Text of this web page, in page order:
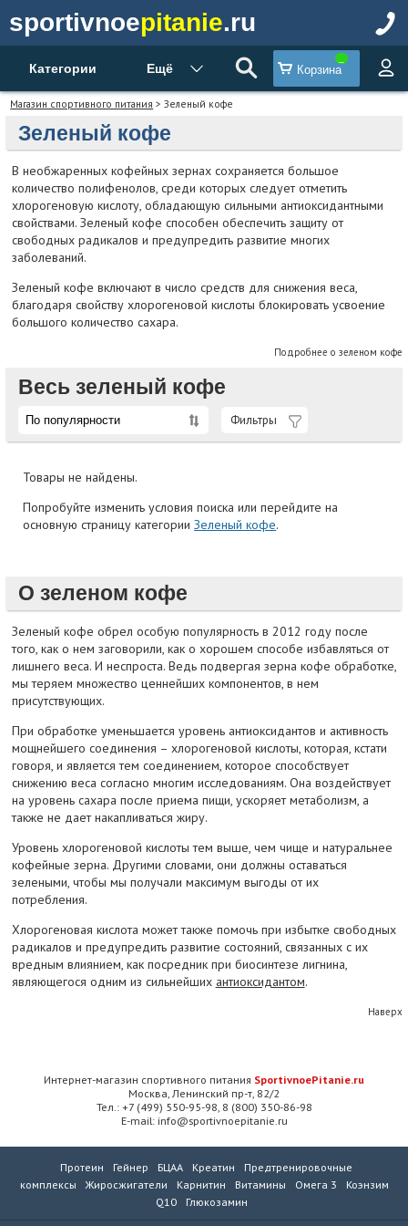
sportivnoepitanie.ru
Категории Ещё Корзина
Магазин спортивного питания > Зеленый кофе
Зеленый кофе
В необжаренных кофейных зернах сохраняется большое
количество полифенолов, среди которых следует отметить
хлорогеновую кислоту, обладающую сильными антиоксидантными
свойствами. Зеленый кофе способен обеспечить защиту от
свободных радикалов и предупредить развитие многих
заболеваний.
Зеленый кофе включают в число средств для снижения веса,
благодаря свойству хлорогеновой кислоты блокировать усвоение
большого количество сахара.
Подробнее о зеленом кофе
Весь зеленый кофе
Фильтры
Товары не найдены.
Попробуйте изменить условия поиска или перейдите на
основную страницу категорииЗеленый кофе.
О зеленом кофе
Зеленый кофе обрел особую популярность в 2012 году после
того, как о нем заговорили, как о хорошем способе избавляться от
лишнего веса. И неспроста. Ведь подвергая зерна кофе обработке,
мы теряем множество ценнейших компонентов, в нем
присутствующих.
При обработке уменьшается уровень антиоксидантов и активность
мощнейшего соединения – хлорогеновой кислоты, которая, кстати
говоря, и является тем соединением, которое способствует
снижению веса согласно многим исследованиям. Она воздействует
на уровень сахара после приема пищи, ускоряет метаболизм, а
также не дает накапливаться жиру.
Уровень хлорогеновой кислоты тем выше, чем чище и натуральнее
кофейные зерна. Другими словами, они должны оставаться
зелеными, чтобы мы получали максимум выгоды от их
потребления.
Хлорогеновая кислота может также помочь при избытке свободных
радикалов и предупредить развитие состояний, связанных с их
вредным влиянием, как посредник при биосинтезе лигнина,
являющегося одним из сильнейших антиоксидантом.
Наверх
Интернет-магазин спортивного питания SportivnoePitanie.ru
Москва, Ленинский пр-т, 82/2
Тел.: +7 (499) 550-95-98, 8 (800) 350-86-98
E-mail: info@sportivnoepitanie.ru
Протеин Гейнер БЦАА Креатин
Предтренировочные
комплексы
Жиросжигатели Карнитин Витамины Омега 3
Коэнзим
Q10
Глюкозамин